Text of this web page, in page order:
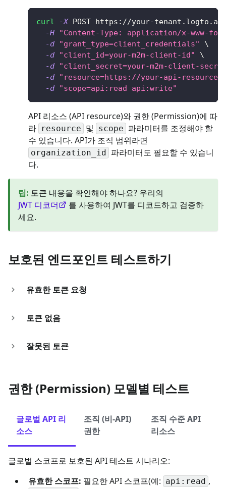
curl -X POST https://your-
-H
"Content-Type: application/x-www-
-d
"grant_type=client_credentials"
\
-d
"client_id=your-m2m-client-id"
\
-d
"client_secret=your-m2m-client-
-d
"resource=https://your-api-
-d
"scope=api:read api:write"
API 리소스 (API resource)와 권한 (Permission)에 따
라 resource 및 scope 파라미터를 조정해야 할
수 있습니다. API가 조직 범위라면
organization_id
파라미터도 필요할 수 있습니
다.
팁: 토큰 내용을 확인해야 하나요? 우리의
JWT 디코더
를 사용하여 JWT를 디코드하고 검증하
세요.
보호된 엔드포인트 테스트하기
유효한 토큰 요청
토큰 없음
잘못된 토큰
권한 (Permission) 모델별 테스트
글로벌 API 리
소스
조직 (비-API)
권한
조직 수준 API
리소스
글로벌 스코프로 보호된 API 테스트 시나리오:
유효한 스코프: 필요한 API 스코프(예: api:read ,